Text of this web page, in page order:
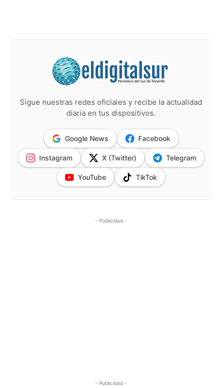
Sigue nuestras redes oficiales y recibe la actualidad
diaria en tus dispositivos.
Google News Facebook
Instagram X (Twitter) Telegram
YouTube TikTok
- Publicidad -
- Publicidad -